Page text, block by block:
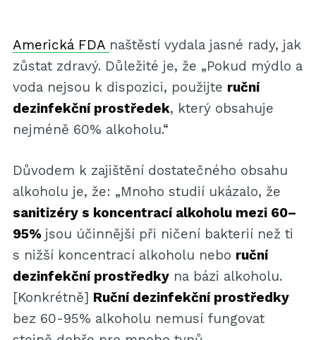
Americká FDA naštěstí vydala jasné rady, jak
zůstat zdravý. Důležité je, že „Pokud mýdlo a
voda nejsou k dispozici, použijte ruční
dezinfekční prostředek, který obsahuje
nejméně 60% alkoholu.“
Důvodem k zajištění dostatečného obsahu
alkoholu je, že: „Mnoho studií ukázalo, že
sanitizéry s koncentrací alkoholu mezi 60–
95% jsou účinnější při ničení bakterií než ti
s nižší koncentrací alkoholu nebo ruční
dezinfekční prostředkyna bázi alkoholu.
[Konkrétně] Ruční dezinfekční prostředky
bez 60-95% alkoholu nemusí fungovat